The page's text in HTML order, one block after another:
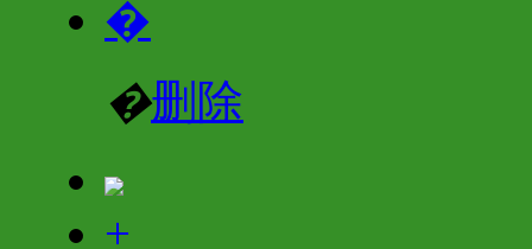
�
�删除
+